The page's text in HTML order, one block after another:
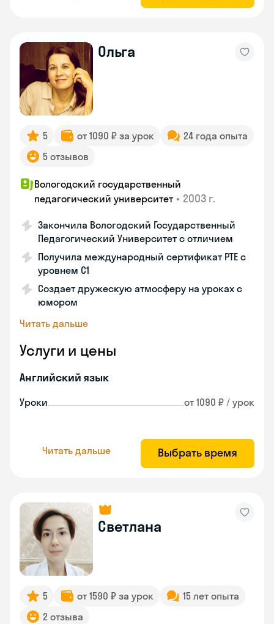
Ольга
5 от 1090 ₽ за урок
24 года опыта
5 отзывов
Вологодский государственный
педагогический университет • 2003 г.
Закончила Вологодский Государственный
Педагогический Университет с отличием
Получила международный сертификат PTE с
уровнем C1
Создает дружескую атмосферу на уроках с
юмором
Читать дальше
Услуги и цены
Английский язык
Уроки от 1090 ₽ / урок
Читать дальше Выбрать время
Светлана
5 от 1590 ₽ за урок
15 лет опыта
2 отзыва